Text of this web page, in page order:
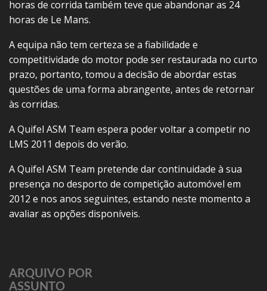
horas de corrida também teve que abandonar as 24
horas de Le Mans.
A equipa não tem certeza se a fiabilidade e
competitividade do motor pode ser restaurada no curto
prazo, portanto, tomou a decisão de abordar estas
questões de uma forma abrangente, antes de retornar
às corridas.
A Quifel ASM Team espera poder voltar a competir no
LMS 2011 depois do verão.
A Quifel ASM Team pretende dar continuidade à sua
presença no desporto de competição automóvel em
2012 e nos anos seguintes, estando neste momento a
avaliar as opções disponíveis.
ARQUIVO POR
ASSUNTO